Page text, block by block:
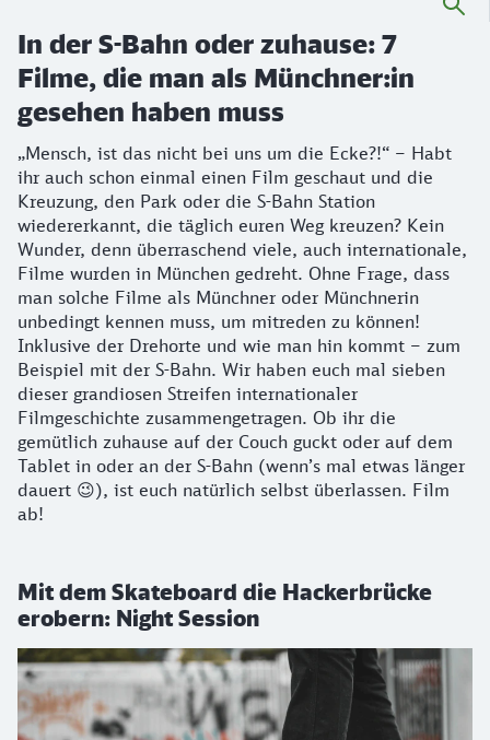
In der S-Bahn oder zuhause: 7
Filme, die man als Münchner:in
gesehen haben muss
„Mensch, ist das nicht bei uns um die Ecke?!“ – Habt
ihr auch schon einmal einen Film geschaut und die
Kreuzung, den Park oder die S-Bahn Station
wiedererkannt, die täglich euren Weg kreuzen? Kein
Wunder, denn überraschend viele, auch internationale,
Filme wurden in München gedreht. Ohne Frage, dass
man solche Filme als Münchner oder Münchnerin
unbedingt kennen muss, um mitreden zu können!
Inklusive der Drehorte und wie man hin kommt – zum
Beispiel mit der S-Bahn. Wir haben euch mal sieben
dieser grandiosen Streifen internationaler
Filmgeschichte zusammengetragen. Ob ihr die
gemütlich zuhause auf der Couch guckt oder auf dem
Tablet in oder an der S-Bahn (wenn’s mal etwas länger
dauert 😉), ist euch natürlich selbst überlassen. Film
ab!
Mit dem Skateboard die Hackerbrücke
erobern: Night Session